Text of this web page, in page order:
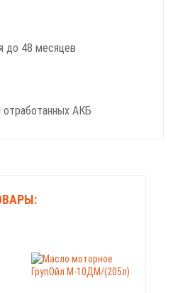
до 48 месяцев
отработанных АКБ